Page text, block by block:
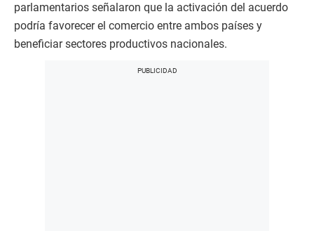
parlamentarios señalaron que la activación del acuerdo
podría favorecer el comercio entre ambos países y
beneficiar sectores productivos nacionales.